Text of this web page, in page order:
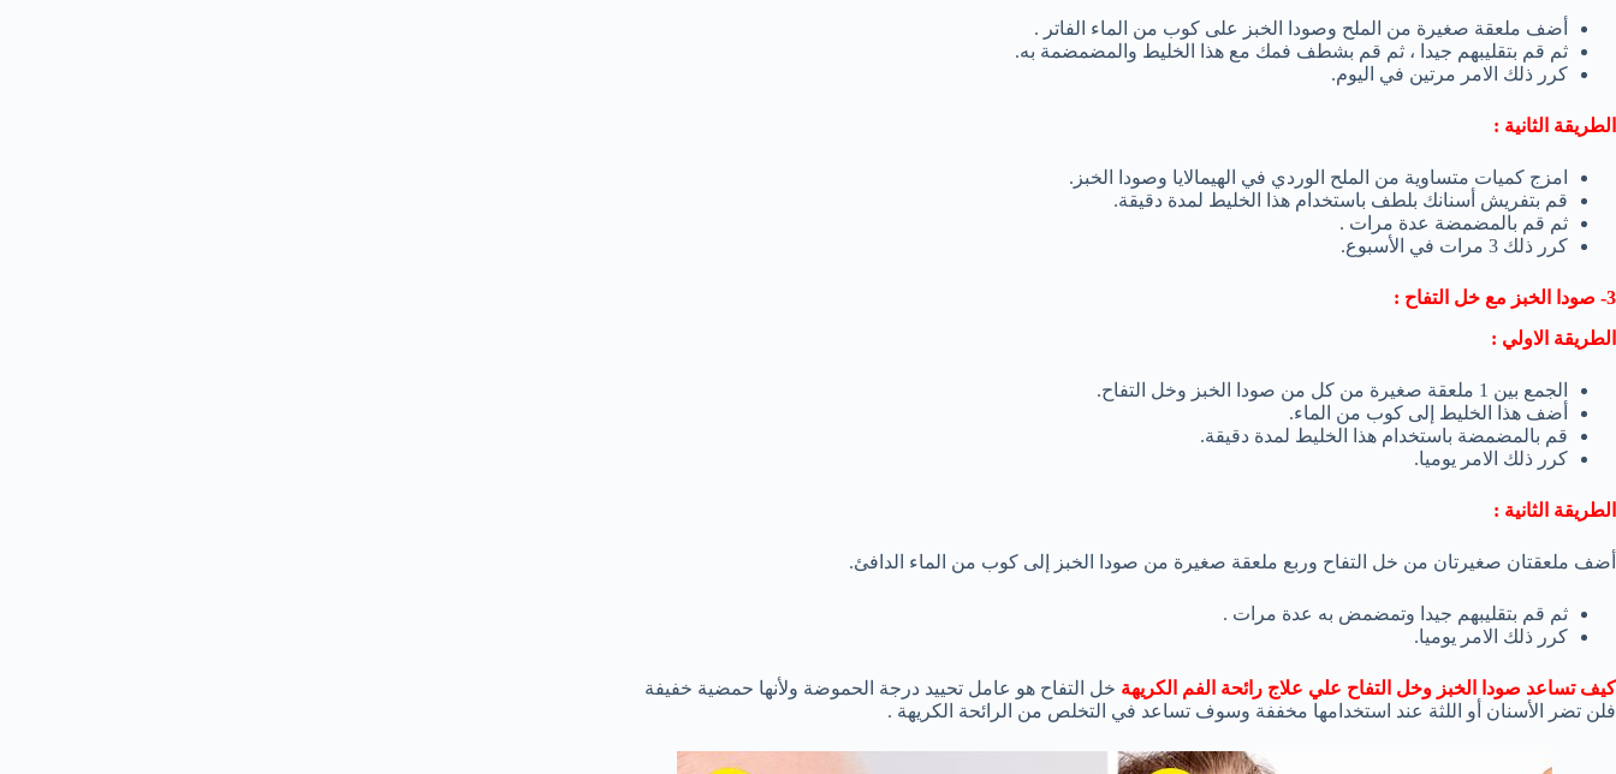
أضف ملعقة صغيرة من الملح وصودا الخبز على كوب من الماء الفاتر .
ثم قم بتقليبهم جيدا ، ثم قم بشطف فمك مع هذا الخليط والمضمضمة به.
كرر ذلك الامر مرتين في اليوم.
الطريقة الثانية :
امزج كميات متساوية من الملح الوردي في الهيمالايا وصودا الخبز.
قم بتفريش أسنانك بلطف باستخدام هذا الخليط لمدة دقيقة.
ثم قم بالمضمضة عدة مرات .
كرر ذلك 3 مرات في الأسبوع.
3- صودا الخبز مع خل التفاح :
الطريقة الاولي :
الجمع بين 1 ملعقة صغيرة من كل من صودا الخبز وخل التفاح.
أضف هذا الخليط إلى كوب من الماء.
قم بالمضمضة باستخدام هذا الخليط لمدة دقيقة.
كرر ذلك الامر يوميا.
الطريقة الثانية :
أضف ملعقتان صغيرتان من خل التفاح وربع ملعقة صغيرة من صودا الخبز إلى كوب من الماء الدافئ.
ثم قم بتقليبهم جيدا وتمضمض به عدة مرات .
كرر ذلك الامر يوميا.
كيف تساعد صودا الخبز وخل التفاح علي علاج رائحة الفم الكريهة خل التفاح هو عامل تحييد درجة الحموضة ولأنها حمضية خفيفة
فلن تضر الأسنان أو اللثة عند استخدامها مخففة وسوف تساعد في التخلص من الرائحة الكريهة .